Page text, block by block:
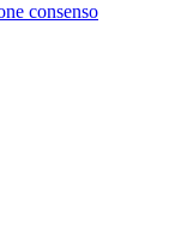
consenso